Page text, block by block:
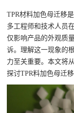
TPR材料加色母迁移
多工程师和技术人员
仅影响产品的外观质
诉。理解这一现象的
力至关重要。本文将
探讨TPR料加色母迁